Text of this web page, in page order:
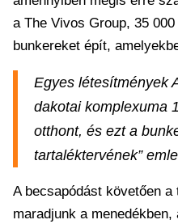
a The Vivos Group, 35
bunkereket épít,
Egyes létesítmények
dakotai komplexuma
otthont, és ezt a
tartaléktervének”
A becsapódást követően
maradjunk a